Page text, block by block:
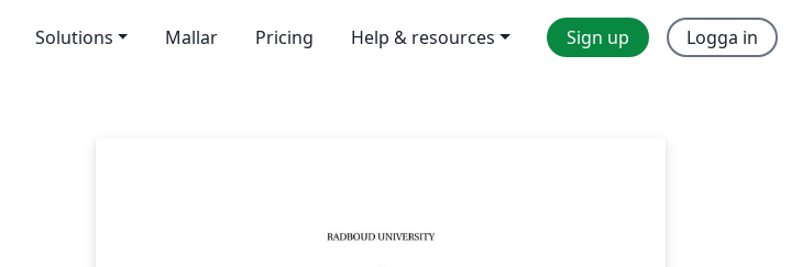
Solutions Mallar Pricing Help & resources Sign up Logga in